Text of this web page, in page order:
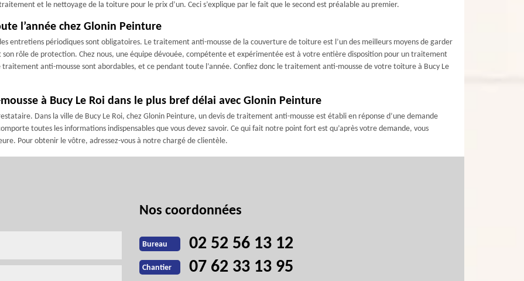
et le nettoyage de la toiture pour le prix d’un. Ceci s’explique par le fait que le second est préalable au premier.
l’année chez Glonin Peinture
entretiens périodiques sont obligatoires. Le traitement anti-mousse de la couverture de toiture est l’un des meilleurs moyens de garder
rôle de protection. Chez nous, une équipe dévouée, compétente et expérimentée est à votre entière disposition pour un traitement
anti-mousse sont abordables, et ce pendant toute l’année. Confiez donc le traitement anti-mousse de votre toiture à Bucy Le
à Bucy Le Roi dans le plus bref délai avec Glonin Peinture
Dans la ville de Bucy Le Roi, chez Glonin Peinture, un devis de traitement anti-mousse est établi en réponse d’une demande
toutes les informations indispensables que vous devez savoir. Ce qui fait notre point fort est qu’après votre demande, vous
Pour obtenir le vôtre, adressez-vous à notre chargé de clientèle.
Nos coordonnées
Bureau 02 52 56 13 12
Chantier 07 62 33 13 95